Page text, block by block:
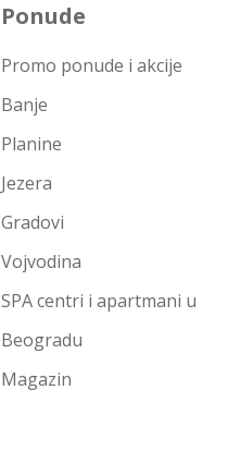
Ponude
Promo ponude i akcije
Banje
Planine
Jezera
Gradovi
Vojvodina
SPA centri i apartmani u
Beogradu
Magazin